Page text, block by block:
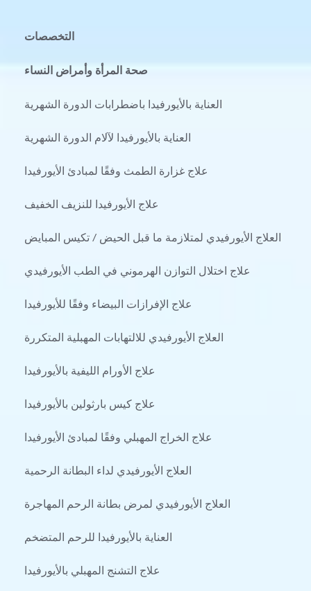
التخصصات
صحة المرأة وأمراض النساء
العناية بالأيورفيدا باضطرابات الدورة الشهرية
العناية بالأيورفيدا لآلام الدورة الشهرية
علاج غزارة الطمث وفقًا لمبادئ الأيورفيدا
علاج الأيورفيدا للنزيف الخفيف
العلاج الأيورفيدي لمتلازمة ما قبل الحيض / تكيس المبايض
علاج اختلال التوازن الهرموني في الطب الأيورفيدي
علاج الإفرازات البيضاء وفقًا للأيورفيدا
العلاج الأيورفيدي للالتهابات المهبلية المتكررة
علاج الأورام الليفية بالأيورفيدا
علاج كيس بارثولين بالأيورفيدا
علاج الخراج المهبلي وفقًا لمبادئ الأيورفيدا
العلاج الأيورفيدي لداء البطانة الرحمية
العلاج الأيورفيدي لمرض بطانة الرحم المهاجرة
العناية بالأيورفيدا للرحم المتضخم
علاج التشنج المهبلي بالأيورفيدا